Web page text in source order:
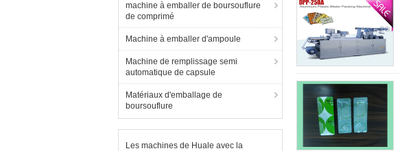
machine à emballer de boursouflure
de comprimé
Machine à emballer d'ampoule
Machine de remplissage semi
automatique de capsule
Matériaux d'emballage de
boursouflure
Les machines de Huale avec la